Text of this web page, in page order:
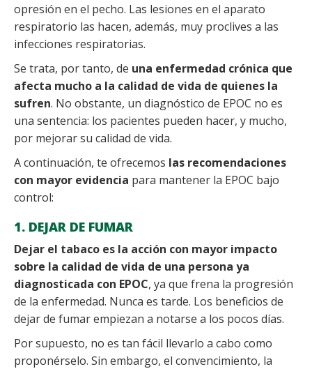
opresión en el pecho. Las lesiones en el aparato
respiratorio las hacen, además, muy proclives a las
infecciones respiratorias.
Se trata, por tanto, de una enfermedad crónica que
afecta mucho a la calidad de vida de quienes la
sufren. No obstante, un diagnóstico de EPOC no es
una sentencia: los pacientes pueden hacer, y mucho,
por mejorar su calidad de vida.
A continuación, te ofrecemos las recomendaciones
con mayor evidencia para mantener la EPOC bajo
control:
1. DEJAR DE FUMAR
Dejar el tabaco es la acción con mayor impacto
sobre la calidad de vida de una persona ya
diagnosticada con EPOC, ya que frena la progresión
de la enfermedad. Nunca es tarde. Los beneficios de
dejar de fumar empiezan a notarse a los pocos días.
Por supuesto, no es tan fácil llevarlo a cabo como
proponérselo. Sin embargo, el convencimiento, la